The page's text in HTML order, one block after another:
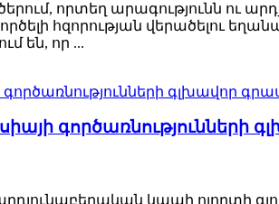
որտեղ արագությունն ու
հզորության վերածելու
են, որ ...
գործառնությունների
արդյունաբերական կապի ոլորտի